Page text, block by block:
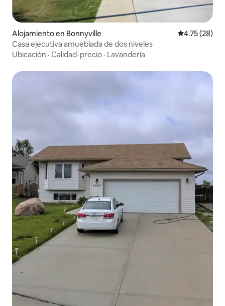
Alojamiento en Bonnyville Calificación
4.75 (28)
Casa ejecutiva amueblada de dos niveles
Ubicación · Calidad-precio · Lavandería